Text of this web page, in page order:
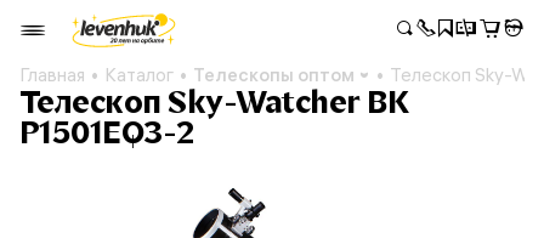
Главная Каталог Телескопы оптом Телескоп Sky-
Телескоп Sky-Watcher BK
P1501EQ3-2